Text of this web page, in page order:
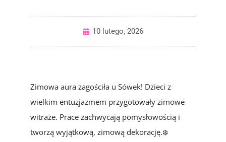
10 lutego, 2026
Zimowa aura zagościła u Sówek! Dzieci z
wielkim entuzjazmem przygotowały zimowe
witraże. Prace zachwycają pomysłowością i
tworzą wyjątkową, zimową dekorację.❄️